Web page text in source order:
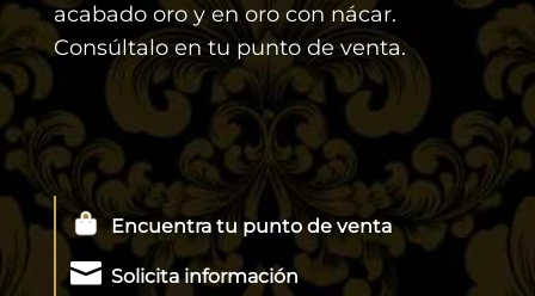
acabado oro y en oro con nácar.
Consúltalo en tu punto de venta.
Encuentra tu punto de venta
 Solicita información